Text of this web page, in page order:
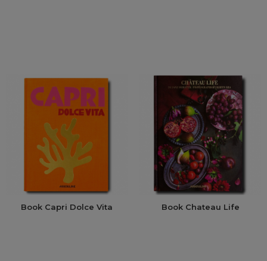
Book Capri Dolce Vita Book Chateau Life